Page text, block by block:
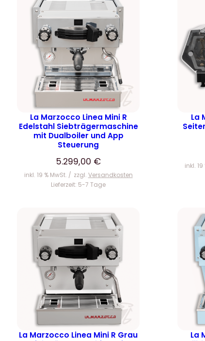
La Marzocco Linea Mini R
Edelstahl Siebträgermaschine
mit Dualboiler und App
Steuerung
5.299,00 €
inkl. 19 % MwSt. zzgl. Versandkosten
Lieferzeit: 5-7 Tage
La
inkl. 19
La Marzocco Linea Mini R Grau
La